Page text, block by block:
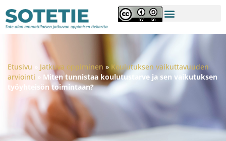
Etusivu Jatkuva oppiminen » Koulutuksen vaikuttavuuden
arviointi
Miten tunnistaa koulutustarve ja sen vaikutuksen
työyhteisön toimintaan?